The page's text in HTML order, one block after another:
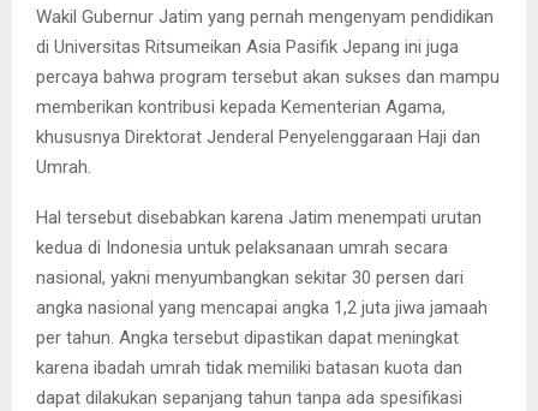
Wakil Gubernur Jatim yang pernah mengenyam pendidikan
di Universitas Ritsumeikan Asia Pasifik Jepang ini juga
percaya bahwa program tersebut akan sukses dan mampu
memberikan kontribusi kepada Kementerian Agama,
khususnya Direktorat Jenderal Penyelenggaraan Haji dan
Umrah.
Hal tersebut disebabkan karena Jatim menempati urutan
kedua di Indonesia untuk pelaksanaan umrah secara
nasional, yakni menyumbangkan sekitar 30 persen dari
angka nasional yang mencapai angka 1,2 juta jiwa jamaah
per tahun. Angka tersebut dipastikan dapat meningkat
karena ibadah umrah tidak memiliki batasan kuota dan
dapat dilakukan sepanjang tahun tanpa ada spesifikasi